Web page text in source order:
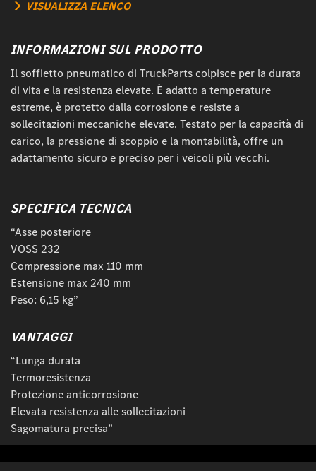
VISUALIZZA ELENCO
INFORMAZIONI SUL PRODOTTO
Il soffietto pneumatico di TruckParts colpisce per la durata
di vita e la resistenza elevate. È adatto a temperature
estreme, è protetto dalla corrosione e resiste a
sollecitazioni meccaniche elevate. Testato per la capacità di
carico, la pressione di scoppio e la montabilità, offre un
adattamento sicuro e preciso per i veicoli più vecchi.
SPECIFICA TECNICA
“Asse posteriore
VOSS 232
Compressione max 110 mm
Estensione max 240 mm
Peso: 6,15 kg”
VANTAGGI
“Lunga durata
Termoresistenza
Protezione anticorrosione
Elevata resistenza alle sollecitazioni
Sagomatura precisa”